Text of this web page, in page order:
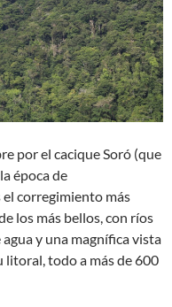
por el cacique Soró (que
época de
corregimiento más
los más bellos, con ríos
y una magnífica vista
litoral, todo a más de 600